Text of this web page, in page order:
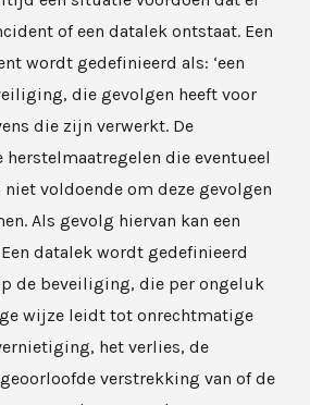
of een datalek ontstaat. Een
wordt gedefinieerd als: ‘een
die gevolgen heeft voor
die zijn verwerkt. De
herstelmaatregelen die eventueel
voldoende om deze gevolgen
Als gevolg hiervan kan een
datalek wordt gedefinieerd
de beveiliging, die per ongeluk
wijze leidt tot onrechtmatige
het verlies, de
verstrekking van of de